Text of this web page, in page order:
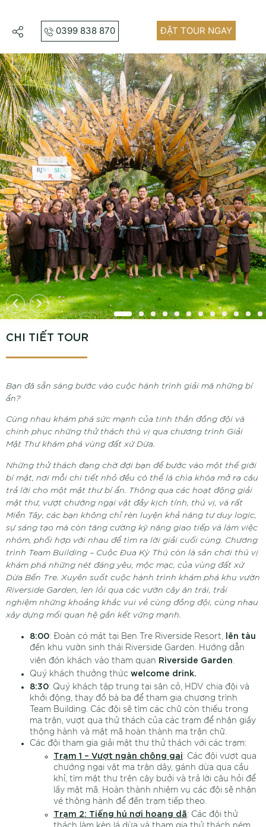
ĐẶT TOUR NGAY
0399 838 870
CHI TIẾT TOUR
Bạn đã sẵn sàng bước vào cuộc hành trình giải mã những bí
ẩn?
Cùng nhau khám phá sức mạnh của tinh thần đồng đội và
chinh phục những thử thách thú vị qua chương trình Giải
Mật Thư khám phá vùng đất xứ Dừa.
Những thử thách đang chờ đợi bạn để bước vào một thế giới
bí mật, nơi mỗi chi tiết nhỏ đều có thể là chìa khóa mở ra câu
trả lời cho một mật thư bí ẩn. Thông qua các hoạt động giải
mật thư, vượt chướng ngại vật đầy kịch tính, thú vị, và rất
Miền Tây, các bạn không chỉ rèn luyện khả năng tư duy logic,
sự sáng tạo mà còn tăng cường kỹ năng giao tiếp và làm việc
nhóm, phối hợp với nhau để tìm ra lời giải cuối cùng. Chương
trình Team Building – Cuộc Đua Kỳ Thú còn là sân chơi thú vị
khám phá những nét đáng yêu, mộc mạc, của vùng đất xứ
Dừa Bến Tre. Xuyên suốt cuộc hành trình khám phá khu vườn
Riverside Garden, len lỏi qua các vườn cây ăn trái, trải
nghiệm những khoảng khắc vui vẻ cùng đồng đội, cùng nhau
xây dựng mối quan hệ gắn kết vững mạnh.
8:00: Đoàn có mặt tại Ben Tre Riverside Resort, lên tàu
đến khu vườn sinh thái Riverside Garden. Hướng dẫn
viên đón khách vào tham quan Riverside Garden.
Quý khách thưởng thức welcome drink.
8:30: Quý khách tập trung tại sân cỏ, HDV chia đội và
khởi động, thay đồ bà ba để tham gia chương trình
Team Building. Các đội sẽ tìm các chữ còn thiếu trong
ma trận, vượt qua thử thách của các trạm để nhận giấy
thông hành và mật mã hoàn thành ma trận chữ.
Các đội tham gia giải mật thư thử thách với các trạm:
Trạm 1 – Vượt ngàn chông gai: Các đội vượt qua
chướng ngại vật ma trận dây, gánh dừa qua cầu
khỉ, tìm mật thư trên cây bưởi và trả lời câu hỏi để
lấy mật mã. Hoàn thành nhiệm vụ các đội sẽ nhận
vé thông hành để đến trạm tiếp theo.
Trạm 2: Tiếng hú nơi hoang dã: Các đội thử